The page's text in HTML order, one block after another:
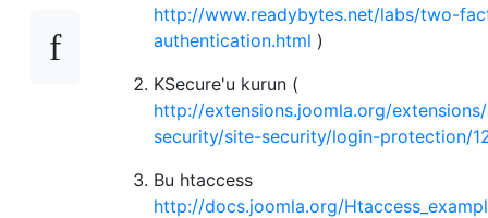
http://www.readybytes.net/labs/two-
authentication.html )
KSecure'u kurun (
http://extensions.joomla.org/
security/site-security/login-protection/
Bu htaccess
http://docs.joomla.org/